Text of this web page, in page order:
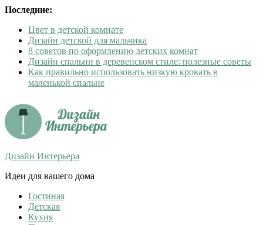
Последние:
Цвет в детской комнате
Дизайн детской для мальчика
8 советов по оформлению детских комнат
Дизайн спальни в деревенском стиле: полезные советы
Как правильно использовать низкую кровать в
маленькой спальне
Дизайн Интерьера
Идеи для вашего дома
Гостиная
Детская
Кухня